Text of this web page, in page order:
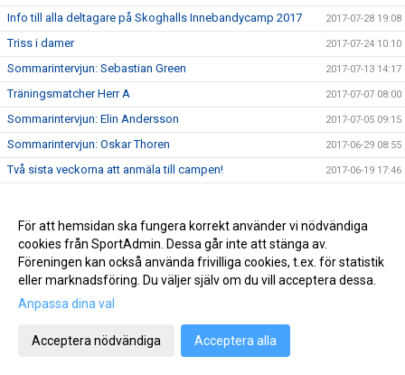
Info till alla deltagare på Skoghalls Innebandycamp 2017 2017-07-28 19:08
Triss i damer 2017-07-24 10:10
Sommarintervjun: Sebastian Green 2017-07-13 14:17
Träningsmatcher Herr A 2017-07-07 08:00
Sommarintervjun: Elin Andersson 2017-07-05 09:15
Sommarintervjun: Oskar Thoren 2017-06-29 08:55
Två sista veckorna att anmäla till campen! 2017-06-19 17:46
Daniel Friberg klar som ledare på Innebandycampen! 2017-06-08 11:37
Spelarpresentation Dam: Wilma Persson 2017-06-02 21:05
Sista månaden att anmäla till campen!
Spelarpresentation Dam: Rebecka Ljungqvist
Jasmine ledare på Innebandycampen!
Spelarpresentation Dam: Linn Rutgersson
För att hemsidan ska fungera korrekt använder vi nödvändiga
cookies från SportAdmin. Dessa går inte att stänga av.
Föreningen kan också använda frivilliga cookies, t.ex. för statistik
eller marknadsföring. Du väljer själv om du vill acceptera dessa.
Anpassa dina val
Acceptera nödvändiga Acceptera alla